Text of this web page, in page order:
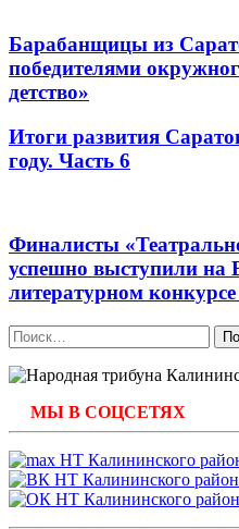
Барабанщицы из
победителями
детство»
Итоги развития
году. Часть 6
Финалисты
успешно выступили на
литературном
Найти:
МЫ В СОЦСЕТЯХ